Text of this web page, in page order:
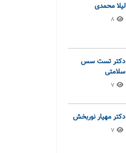
لیلا محمدی
8
دکتر تست سس
سلامتی
7
دکتر مهیار نوربخش
7